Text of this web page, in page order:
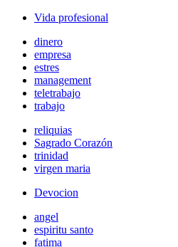
Vida profesional
dinero
empresa
estres
management
teletrabajo
trabajo
reliquias
Sagrado Corazón
trinidad
virgen maria
Devocion
angel
espiritu santo
fatima